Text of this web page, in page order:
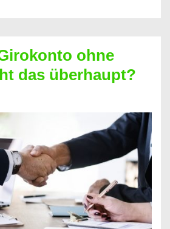
ohne
das überhaupt?